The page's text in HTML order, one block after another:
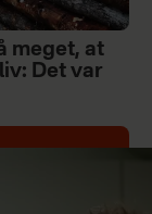
meget, at
Det var